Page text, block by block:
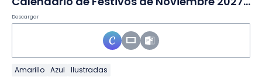
Descargar
Amarillo Azul Ilustradas